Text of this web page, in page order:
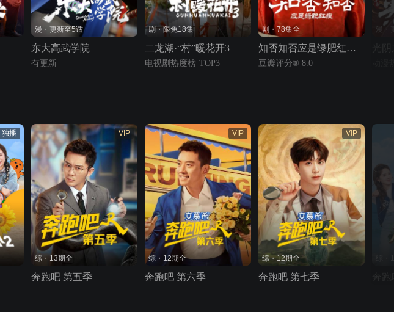
漫・更新至5话
东大高武学院
有更新
剧・限免18集
二龙湖·“村”暖花开3
电视剧热度榜·TOP3
剧・78集全
知否知否应是绿肥红瘦 TV版
豆瓣评分® 8.0
漫・
独播 VIP
综・13期全
奔跑吧 第五季
VIP
综・12期全
奔跑吧 第六季
VIP
综・12期全
奔跑吧 第七季